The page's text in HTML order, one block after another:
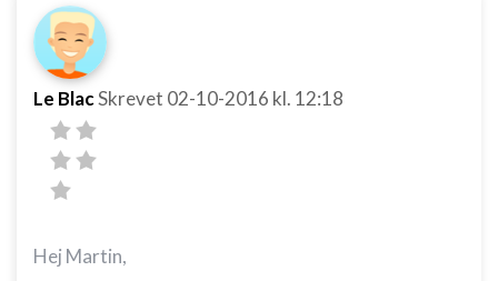
Le BlacSkrevet 02-10-2016 kl. 12:18
Hej Martin,
Oprette profiler til tilpasset annoncering
Bruge profiler til at vælge tilpasset
annoncering
Oprette profiler for at tilpasse indhold
Bruge profiler til at vælge tilpasset indhold
Måle indholdseffektivitet